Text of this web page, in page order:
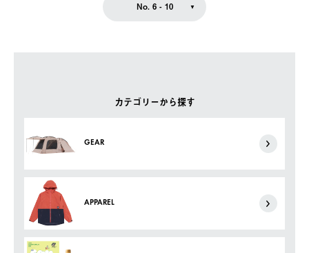
カテゴリーから探す
GEAR
APPAREL
No. 6 - 10